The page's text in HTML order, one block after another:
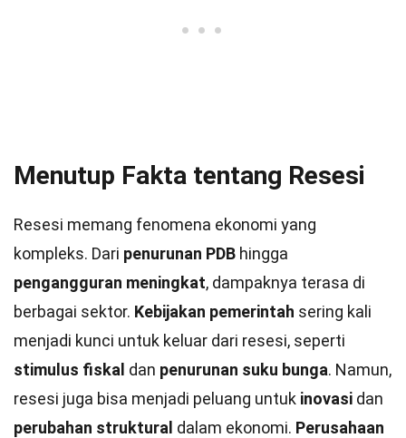
Menutup Fakta tentang Resesi
Resesi memang fenomena ekonomi yang
kompleks. Dari penurunan PDB hingga
pengangguran meningkat, dampaknya terasa di
berbagai sektor. Kebijakan pemerintah sering kali
menjadi kunci untuk keluar dari resesi, seperti
stimulus fiskal dan penurunan suku bunga. Namun,
resesi juga bisa menjadi peluang untuk inovasi dan
perubahan struktural dalam ekonomi. Perusahaan